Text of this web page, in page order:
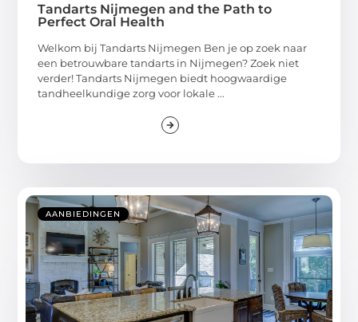
Tandarts Nijmegen and the Path to
Perfect Oral Health
Welkom bij Tandarts Nijmegen Ben je op zoek naar
een betrouwbare tandarts in Nijmegen? Zoek niet
verder! Tandarts Nijmegen biedt hoogwaardige
tandheelkundige zorg voor lokale ...
AANBIEDINGEN